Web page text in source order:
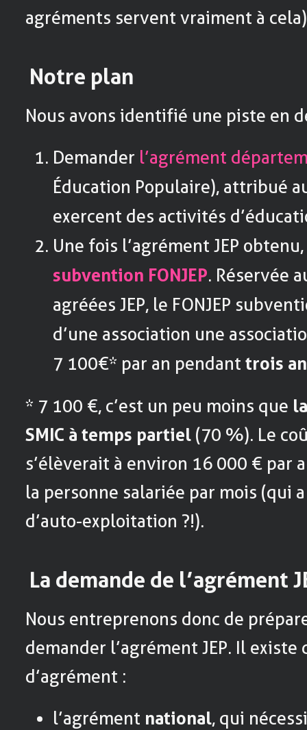
agréments servent vraiment à
Notre plan
Nous avons identifié une piste en
Demander l’agrément
Éducation Populaire), attribué
exercent des activités
Une fois l’agrément JEP
subvention FONJEP. Réservée
agréées JEP, le FONJEP
d’une association une
7 100€* par an pendanttrois
* 7 100 €, c’est un peu moins que
SMIC à temps partiel (70 %). Le
s’élèverait à environ 16 000 € par
la personne salariée par mois (qui
d’auto-exploitation ?!).
La demande de l’agrément
Nous entreprenons donc de
demander l’agrément JEP. Il existe
d’agrément :
l’agrément national, qui